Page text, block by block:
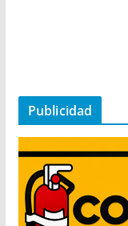
Publicidad